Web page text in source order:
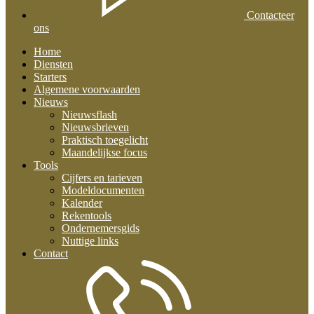
Contacteer
ons
Home
Diensten
Starters
Algemene voorwaarden
Nieuws
Nieuwsflash
Nieuwsbrieven
Praktisch toegelicht
Maandelijkse focus
Tools
Cijfers en tarieven
Modeldocumenten
Kalender
Rekentools
Ondernemersgids
Nuttige links
Contact